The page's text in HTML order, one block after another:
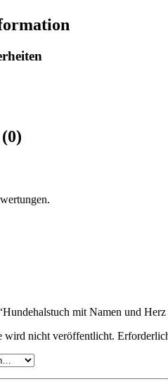
mit Namen und
wird nicht veröffentlicht.